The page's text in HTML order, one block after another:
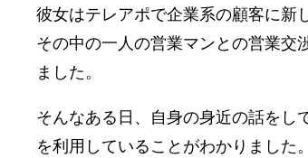
彼女はテレアポで企業系の顧客に新
その中の一人の営業マンとの営業交
ました。
そんなある日、自身の身近の話をし
を利用していることがわかりました。